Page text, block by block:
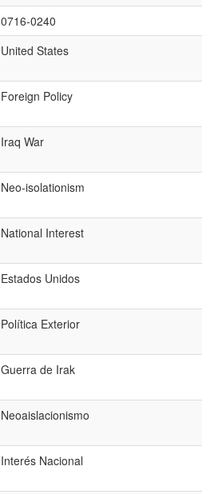
0716-0240
United States
Foreign Policy
Iraq War
Neo-isolationism
National Interest
Estados Unidos
Política Exterior
Guerra de Irak
Neoaislacionismo
Interés Nacional